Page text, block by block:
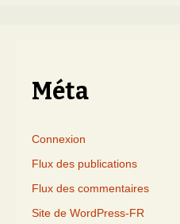
Méta
Connexion
Flux des publications
Flux des commentaires
Site de WordPress-FR